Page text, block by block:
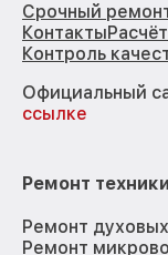
Срочный
Контакты
Контроль
Официальный
ссылке
Ремонт техники
Ремонт
Ремонт